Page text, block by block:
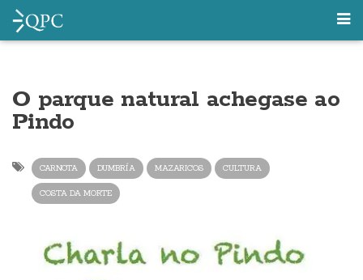
O parque natural achegase ao
Pindo
CARNOTA DUMBRÍA MAZARICOS CULTURA
COSTA DA MORTE